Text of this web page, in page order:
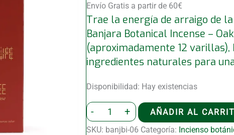
original
era:
3,40 €.
actual
es:
1,87 €.
Envío Gratis a partir de 60€
Trae la energía de arraigo de
Banjara Botanical Incense –
(aproximadamente 12
ingredientes naturales para
Disponibilidad: Hay existencias
-
Incienso
Botánico
+
AÑADIR AL
SKU: banjbi-06 Categoría: Incienso